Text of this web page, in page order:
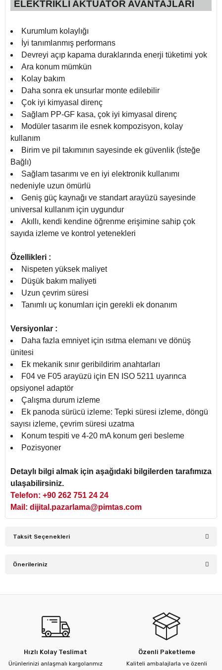
ELEKTRİKLİ AKTÜATÖR AVANTAJLARI
Kurumlum kolaylığı
İyi tanımlanmış performans
Devreyi açıp kapama duraklarında enerji tüketimi yok
Ara konum mümkün
Kolay bakım
Daha sonra ek unsurlar monte edilebilir
Çok iyi kimyasal direnç
Sağlam PP-GF kasa, çok iyi kimyasal direnç
Modüler tasarım ile esnek kompozisyon, kolay
kullanım
Birim ve pil takımının sayesinde ek güvenlik (İsteğe
Bağlı)
Sağlam tasarımı ve en iyi elektronik kullanımı
nedeniyle uzun ömürlü
Geniş güç kaynağı ve standart arayüzü sayesinde
universal kullanım için uygundur
Akıllı, kendi kendine öğrenme erişimine sahip çok
sayıda izleme ve kontrol yetenekleri
Özellikleri :
Nispeten yüksek maliyet
Düşük bakım maliyeti
Uzun çevrim süresi
Tanımlı uç konumları için gerekli ek donanım
Versiyonlar :
Daha fazla emniyet için ısıtma elemanı ve dönüş
ünitesi
Ek mekanik sınır geribildirim anahtarları
F04 ve F05 arayüzü için EN ISO 5211 uyarınca
opsiyonel adaptör
Çalışma durum izleme
Ek panoda sürücü izleme: Tepki süresi izleme, döngü
sayısı izleme, çevrim süresi uzatma
Konum tespiti ve 4-20 mA konum geri besleme
Pozisyoner
Detaylı bilgi almak için aşağıdaki bilgilerden tarafımıza
ulaşabilirsiniz.
Telefon: +90 262 751 24 24
Mail: dijital.pazarlama@pimtas.com
Taksit Seçenekleri
Önerileriniz
Görüş ve önerileriniz için teşekkür ederiz.
Ürün açıklamasında eksik bilgiler bulunuyor.
Hızlı Kolay Teslimat
Ürünlerinizi anlaşmalı kargolarımız
Özenli Paketleme
Kaliteli ambalajlarla ve özenli